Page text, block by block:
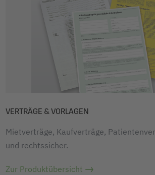
VERTRÄGE & VORLAGEN
Mietverträge, Kaufverträge,
und rechtssicher.
Zur Produktübersicht